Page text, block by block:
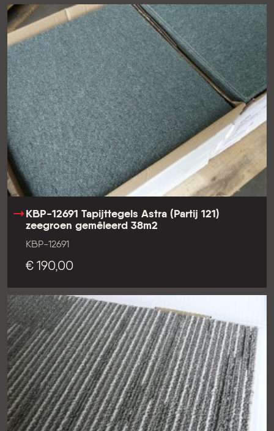
KBP-12691 Tapijttegels Astra (Partij 121)
zeegroen gemêleerd 38m2
KBP-12691
€ 190,00